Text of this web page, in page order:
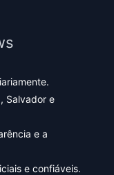
Salvador e
e a
e confiáveis.